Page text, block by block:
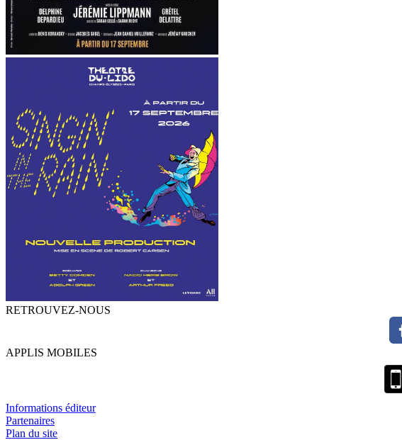
RETROUVEZ-NOUS
APPLIS MOBILES
Informations éditeur
Partenaires
Plan du site